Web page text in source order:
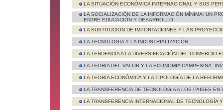
LA SITUACIÓN ECONÓMICA INTERNACIONAL Y SUS
LA SOCIALIZACIÓN DE LA INFORMACIÓN MÍNIMA: UN
ENTRE EDUCACIÓN Y DESARROLLO.
LA SUSTITUCION DE IMPORTACIONES Y LAS
LA TECNOLOGIA Y LA INDUSTRIALIZACIÓN.
LA TENDENCIA A LA DIVERSIFICACIÓN DEL COMERCIO
LA TEORIA DEL VALOR Y LA ECONOMIA CAMPESINA:
LA TEORIA ECONÓMICA Y LA TIPOLOGÍA DE LA
LA TRANSFERENCIA DE TECNOLOGIA A LOS PAISES EN
LA TRANSFERENCIA INTERNACIONAL DE TECNOLOGÍA